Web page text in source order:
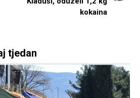
kokaina
tjedan